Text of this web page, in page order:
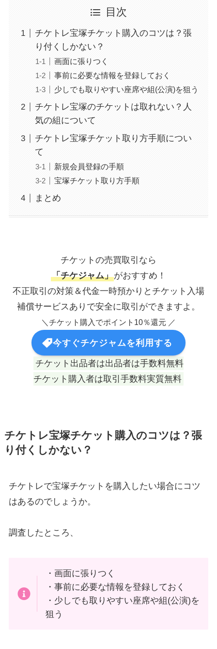
目次
チケトレ宝塚チケット購入のコツは？張
り付くしかない？
画面に張りつく
事前に必要な情報を登録しておく
少しでも取りやすい座席や組(公演)を狙う
チケトレ宝塚のチケットは取れない？人
気の組について
チケトレ宝塚チケット取り方手順につい
て
新規会員登録の手順
宝塚チケット取り方手順
まとめ
チケットの売買取引なら
「チケジャム」がおすすめ！
不正取引の対策＆代金一時預かりとチケット入場
補償サービスありで安全に取引ができますよ。
＼チケット購入でポイント10％還元 ／
今すぐチケジャムを利用する
チケット出品者は出品者は手数料無料
チケット購入者は取引手数料実質無料
チケトレ宝塚チケット購入のコツは？張
り付くしかない？
チケトレで宝塚チケットを購入したい場合にコツ
はあるのでしょうか。
調査したところ、
・画面に張りつく
・事前に必要な情報を登録しておく
・少しでも取りやすい座席や組(公演)を
狙う